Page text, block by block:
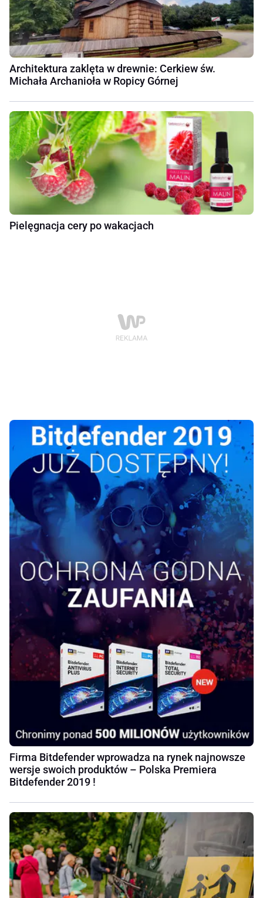
Architektura zaklęta w drewnie: Cerkiew św.
Michała Archanioła w Ropicy Górnej
Pielęgnacja cery po wakacjach
Firma Bitdefender wprowadza na rynek najnowsze
wersje swoich produktów – Polska Premiera
Bitdefender 2019 !